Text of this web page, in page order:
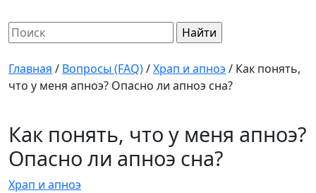
Найти:
Главная / Вопросы (FAQ)/Храп и апноэ / Как понять,
что у меня апноэ? Опасно ли апноэ сна?
Как понять, что у меня апноэ?
Опасно ли апноэ сна?
Храп и апноэ